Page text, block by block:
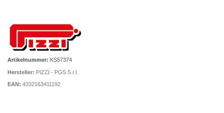
Artikelnummer: KS57374
Hersteller: PIZZI - PGS S.r.l.
EAN: 4332163411192